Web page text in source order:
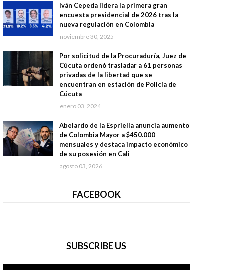
Iván Cepeda lidera la primera gran
encuesta presidencial de 2026 tras la
nueva regulación en Colombia
noviembre 30, 2025
Por solicitud de la Procuraduría, Juez de
Cúcuta ordenó trasladar a 61 personas
privadas de la libertad que se
encuentran en estación de Policía de
Cúcuta
enero 03, 2024
Abelardo de la Espriella anuncia aumento
de Colombia Mayor a $450.000
mensuales y destaca impacto económico
de su posesión en Cali
agosto 03, 2026
FACEBOOK
SUBSCRIBE US